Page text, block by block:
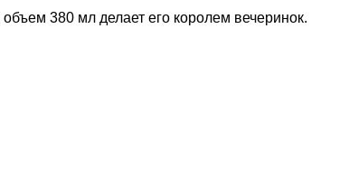
380 мл делает его королем вечеринок.